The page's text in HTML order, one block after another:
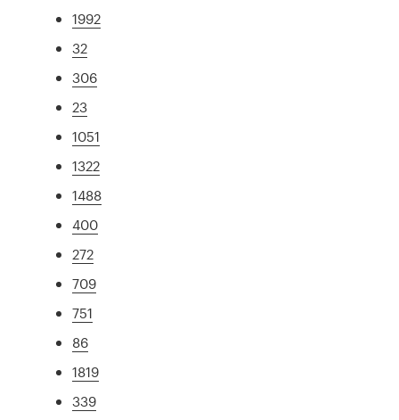
1992
32
306
23
1051
1322
1488
400
272
709
751
86
1819
339